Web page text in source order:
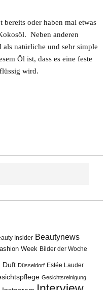
oder haben mal etwas
Neben anderen
natürliche und sehr simple
Öl ist, dass es eine feste
wird.
Insider Beautynews
Week Bilder der Woche
Duft Düsseldorf Estée Lauder
Gesichtsreinigung